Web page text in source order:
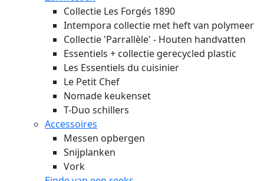
Collectie Les Forgés 1890
Intempora collectie met heft van polymeer
Collectie 'Parrallèle' - Houten handvatten
Essentiels + collectie gerecycled plastic
Les Essentiels du cuisinier
Le Petit Chef
Nomade keukenset
T-Duo schillers
Accessoires
Messen opbergen
Snijplanken
Vork